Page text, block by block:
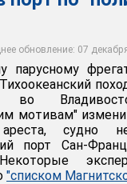
обновление: 07
парусному
во
мотивам"
ареста, судно
порт Сан-
"списком